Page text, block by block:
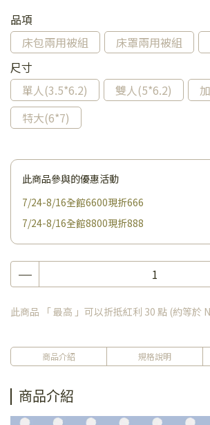
品項
床包兩用被組
床罩兩用被組
尺寸
單人(3.5*6.2)
雙人(5*6.2)
特大(6*7)
此商品參與的優惠活動
7/24-8/16全館6600現折666
7/24-8/16全館8800現折888
此商品 「 最高 」可以折抵紅利 30 點 (約等於
商品介紹 規格說明
商品介紹